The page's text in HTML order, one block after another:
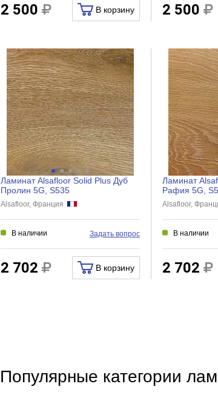
2 500 В корзину 2 500
Ламинат Alsafloor Solid Plus Дуб
Пролин 5G, S535
Alsafloor, Франция
В наличии Задать вопрос
2 702 В корзину
Ламинат
Рафия 5G,
Alsafloor,
В наличии
2 702
Популярные категории